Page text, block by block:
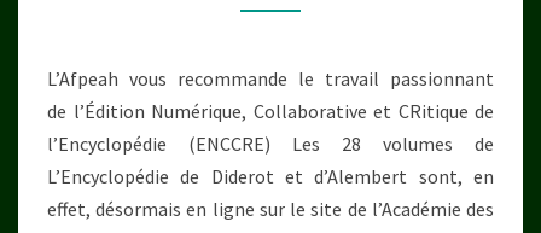
À
PORTÉE
DE
TOUS
L’Afpeah vous recommande le travail passionnant
de l’Édition Numérique, Collaborative et CRitique de
l’Encyclopédie (ENCCRE) Les 28 volumes de
L’Encyclopédie de Diderot et d’Alembert sont, en
effet, désormais en ligne sur le site de l’Académie des